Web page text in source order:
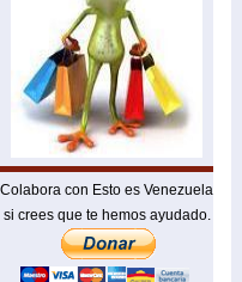
Colabora con Esto es Venezuela
si crees que te hemos ayudado.